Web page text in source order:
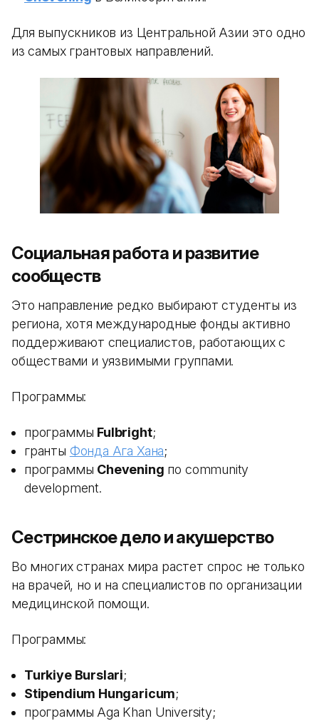
Для выпускников из Центральной Азии это одно
из самых грантовых направлений.
Социальная работа и развитие
сообществ
Это направление редко выбирают студенты из
региона, хотя международные фонды активно
поддерживают специалистов, работающих с
обществами и уязвимыми группами.
Программы:
программы Fulbright;
гранты Фонда Ага Хана;
программы Chevening по community
development.
Сестринское дело и акушерство
Во многих странах мира растет спрос не только
на врачей, но и на специалистов по организации
медицинской помощи.
Программы:
Turkiye Burslari;
Stipendium Hungaricum;
программы Aga Khan University;